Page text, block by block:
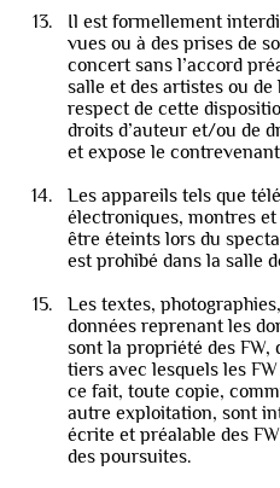
Il est formellement
vues ou à des prises de
concert sans l’accord
salle et des artistes ou
respect de cette
droits d’auteur et/ou de
et expose le
Les appareils tels que
électroniques, montres
être éteints lors du
est prohibé dans la salle
Les textes,
données reprenant les
sont la propriété des FW,
tiers avec lesquels les
ce fait, toute copie,
autre exploitation, sont
écrite et préalable des
des poursuites.